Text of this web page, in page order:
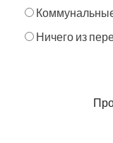
Ничего из